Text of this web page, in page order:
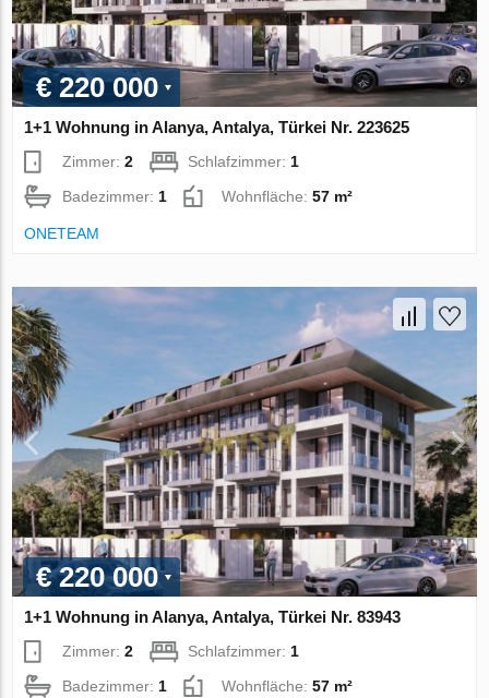
€ 220 000
1+1 Wohnung in Alanya, Antalya, Türkei Nr. 223625
Zimmer:2 Schlafzimmer:1
Badezimmer:1 Wohnfläche:57 m²
ONETEAM
€ 220 000
1+1 Wohnung in Alanya, Antalya, Türkei Nr. 83943
Zimmer:2 Schlafzimmer: 1
Badezimmer: 1 Wohnfläche:57 m²